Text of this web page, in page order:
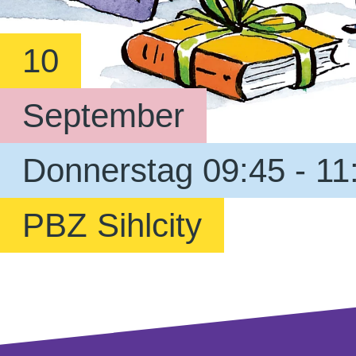
10
September
Donnerstag 09:45 -
PBZ Sihlcity